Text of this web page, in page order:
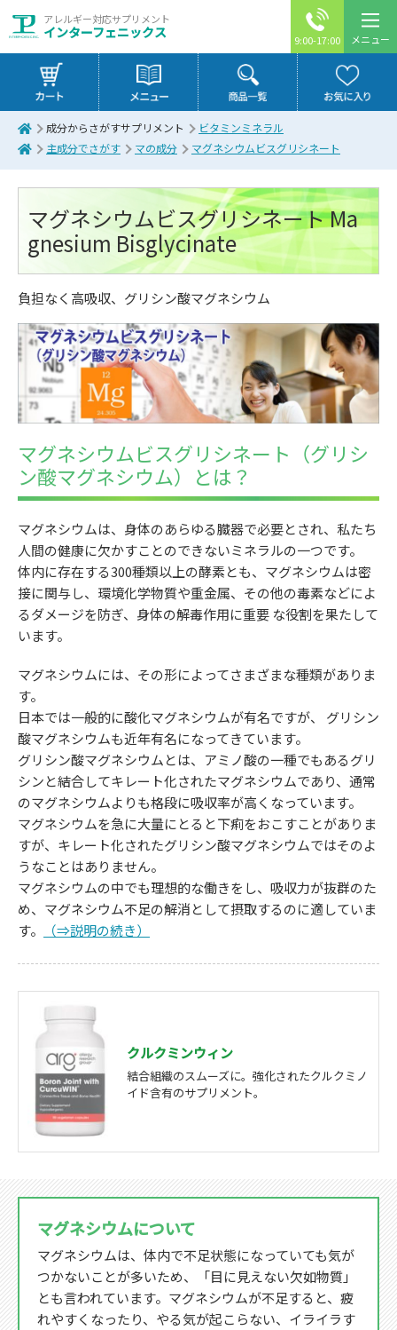
アレルギー対応サプリメント
インターフェニックス 9:00-17:00 メニュー
成分からさがすサプリメント
ビタミンミネラル
主成分でさがす
マの成分 マグネシウムビスグリシネート
マグネシウムビスグリシネートMa
gnesium Bisglycinate
負担なく高吸収、グリシン酸マグネシウム
マグネシウムビスグリシネート（グリシ
ン酸マグネシウム）とは？
マグネシウムは、身体のあらゆる臓器で必要とされ、私たち
人間の健康に欠かすことのできないミネラルの一つです。
体内に存在する300種類以上の酵素とも、マグネシウムは密
接に関与し、環境化学物質や重金属、その他の毒素などによ
るダメージを防ぎ、身体の解毒作用に重要 な役割を果たして
います。
マグネシウムには、その形によってさまざまな種類がありま
す。
日本では一般的に酸化マグネシウムが有名ですが、 グリシン
酸マグネシウムも近年有名になってきています。
グリシン酸マグネシウムとは、アミノ酸の一種でもあるグリ
シンと結合してキレート化されたマグネシウムであり、通常
のマグネシウムよりも格段に吸収率が高くなっています。
マグネシウムを急に大量にとると下痢をおこすことがありま
すが、キレート化されたグリシン酸マグネシウムではそのよ
うなことはありません。
マグネシウムの中でも理想的な働きをし、吸収力が抜群のた
め、マグネシウム不足の解消として摂取するのに適していま
す。
（⇒説明の続き）
クルクミンウィン
結合組織のスムーズに。強化されたクルクミノ
イド含有のサプリメント。
マグネシウムについて
マグネシウムは、体内で不足状態になっていても気が
つかないことが多いため、「目に見えない欠如物質」
とも言われています。マグネシウムが不足すると、疲
れやすくなったり、やる気が起こらない、イライラす